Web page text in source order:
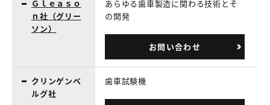
Ｇｌｅａｓｏ
ｎ社（グリー
ソン）
あらゆる歯車製造に関わる技術とそ
の開発
お問い合わせ
クリンゲンベ
ルグ社
歯車試験機